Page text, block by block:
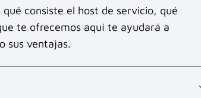
consiste el host de servicio, qué
te ofrecemos aquí te ayudará a
sus ventajas.